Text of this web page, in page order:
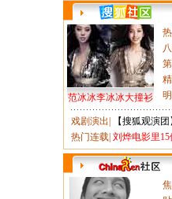
范冰冰李冰冰大撞衫
戏剧演出
【搜狐观演
热门连载 刘烨电影里15